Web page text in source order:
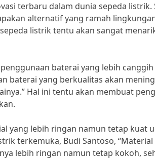
terbaru dalam dunia sepeda listrik.
alternatif yang ramah
listrik tentu akan sangat
baterai yang lebih canggih
baterai yang berkualitas akan
Hal ini tentu akan membuat
yang lebih ringan namun tetap kuat
terkemuka, Budi Santoso,
lebih ringan namun tetap kokoh,